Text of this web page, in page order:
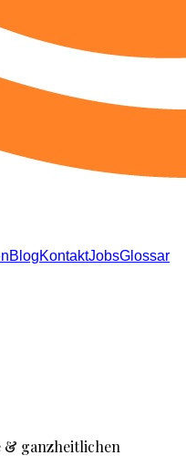
BlogKontaktJobsGlossar
& ganzheitlichen